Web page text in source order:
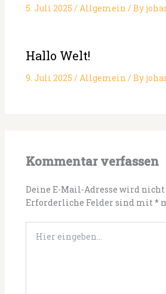
5. Juli 2025 / Allgemein / By
Hallo Welt!
9. Juli 2025 / Allgemein / By
Kommentar verfassen
Deine E-Mail-Adresse wird
Erforderliche Felder sind mit*
eingeben…